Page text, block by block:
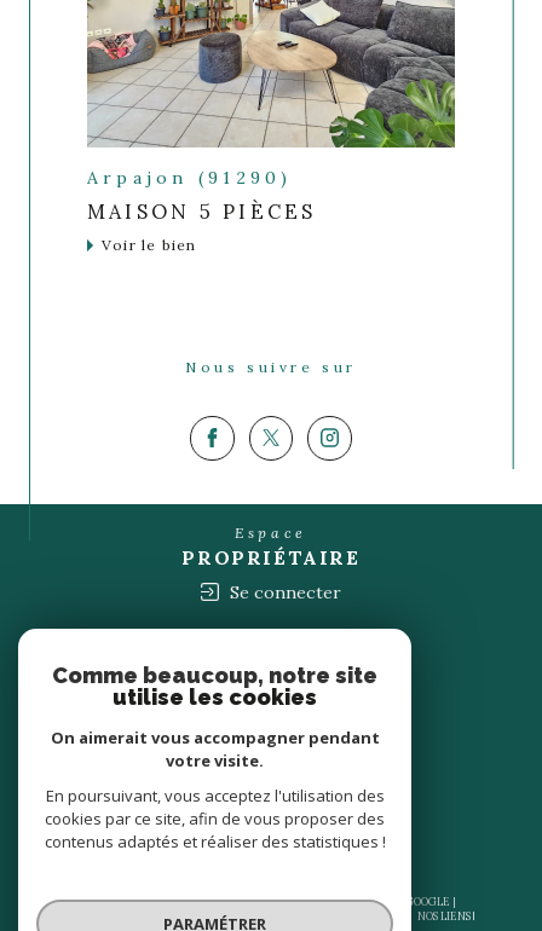
Arpajon (91290)
MAISON 5 PIÈCES
Voir le bien
Nous suivre sur
Espace
PROPRIÉTAIRE
Se connecter
ADHÉRONS
© 2026 | TOUS DROITS RÉSERVÉS | TRADUCTION POWERED BY GOOGLE |
PLAN DU SITE ADMIN
NOS LIENS
Comme beaucoup, notre site
utilise les cookies
On aimerait vous accompagner pendant
votre visite.
En poursuivant, vous acceptez l'utilisation des
cookies par ce site, afin de vous proposer des
contenus adaptés et réaliser des statistiques !
PARAMÉTRER